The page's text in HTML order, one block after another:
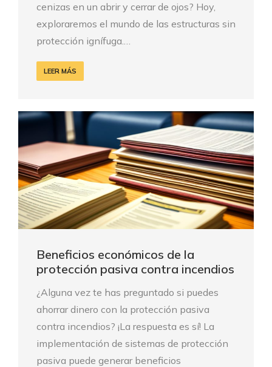
cenizas en un abrir y cerrar de ojos? Hoy,
exploraremos el mundo de las estructuras sin
protección ignífuga.…
LEER MÁS
Beneficios económicos de la
protección pasiva contra incendios
¿Alguna vez te has preguntado si puedes
ahorrar dinero con la protección pasiva
contra incendios? ¡La respuesta es sí! La
implementación de sistemas de protección
pasiva puede generar beneficios